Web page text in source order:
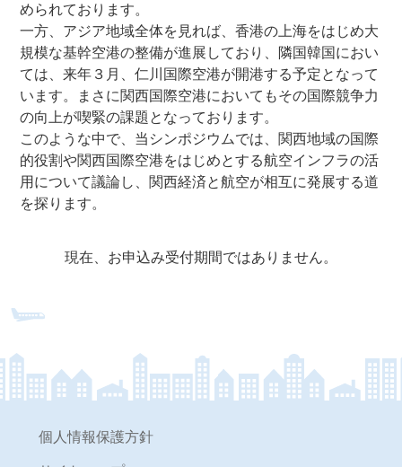
められております。
一方、アジア地域全体を見れば、香港の上海をはじめ大
規模な基幹空港の整備が進展しており、隣国韓国におい
ては、来年３月、仁川国際空港が開港する予定となって
います。まさに関西国際空港においてもその国際競争力
の向上が喫緊の課題となっております。
このような中で、当シンポジウムでは、関西地域の国際
的役割や関西国際空港をはじめとする航空インフラの活
用について議論し、関西経済と航空が相互に発展する道
を探ります。
現在、お申込み受付期間ではありません。
個人情報保護方針